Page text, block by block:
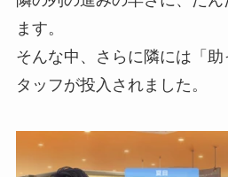
ます。
そんな中、さらに隣には「
タッフが投入されました。